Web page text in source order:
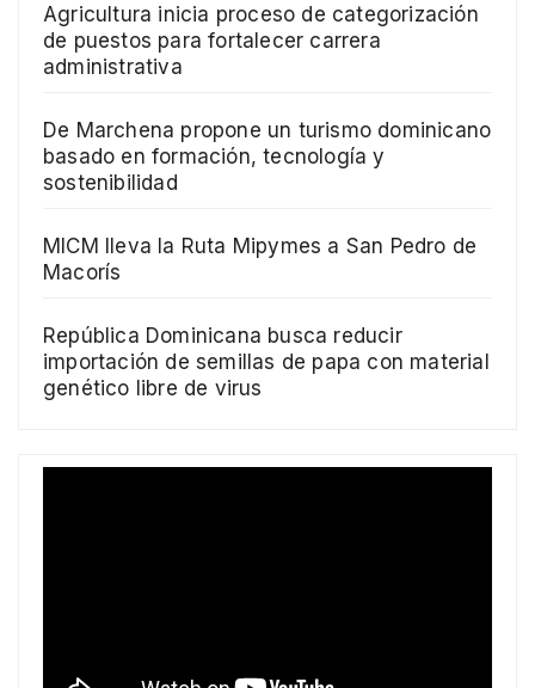
Agricultura inicia proceso de categorización
de puestos para fortalecer carrera
administrativa
De Marchena propone un turismo dominicano
basado en formación, tecnología y
sostenibilidad
MICM lleva la Ruta Mipymes a San Pedro de
Macorís
República Dominicana busca reducir
importación de semillas de papa con material
genético libre de virus